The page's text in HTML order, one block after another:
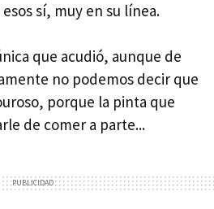
sí, muy en su línea.
que acudió, aunque de
no podemos decir que
porque la pinta que
de comer a parte...